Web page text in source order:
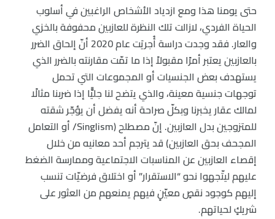
حتى يومنا هذا ومع ازدياد الأشخاص الراغبين في أسلوب
الحياة الفردي، لازالت تلك النظرة للعازبين محفوفة بالخزي
والعار. فقد وجدت دراسة أُجريَت عام 2020 أنّ إلحاق الضرر
بالعازبين يعتبر أمرًا مقبولاً إذا ما تمّت مقارنته بالضرر الذي
يستهدف بعض الجنسيات أو المجموعات التي تحمل
توجهات جنسية معينة، والذي يتضح لنا جليًّا إذا ضربنا مثالًا
لمالك عقار يخبرنا وبكلّ صراحة أنه يفضل أن يؤجّر شقته
للمتزوجين بدل العازبين. إنّ مصطلح (Singlism/ أو التعامل
المجحف بحق العازبين) قد يترجم أحد معانيه من خلال
إقصاء العازبين عن المناسبات الاجتماعية وممارسة الضغط
عليهم ليتّجهوا نحو “الاستقرار” أو اختلاق فرضيّات تنسب
إليهم كوجود نقصٍ معيّنٍ فيهم يمنعهم من العثور على
شريكٍ لحياتهم.